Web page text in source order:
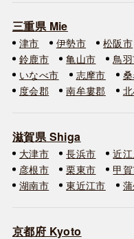
三重県 Mie
津市 伊勢市 松阪市
鈴鹿市
亀山市 鳥
いなべ市
志摩市
度会郡
南牟婁郡
滋賀県 Shiga
大津市 長浜市 近
彦根市
栗東市 甲
湖南市
東近江市
京都府 Kyoto